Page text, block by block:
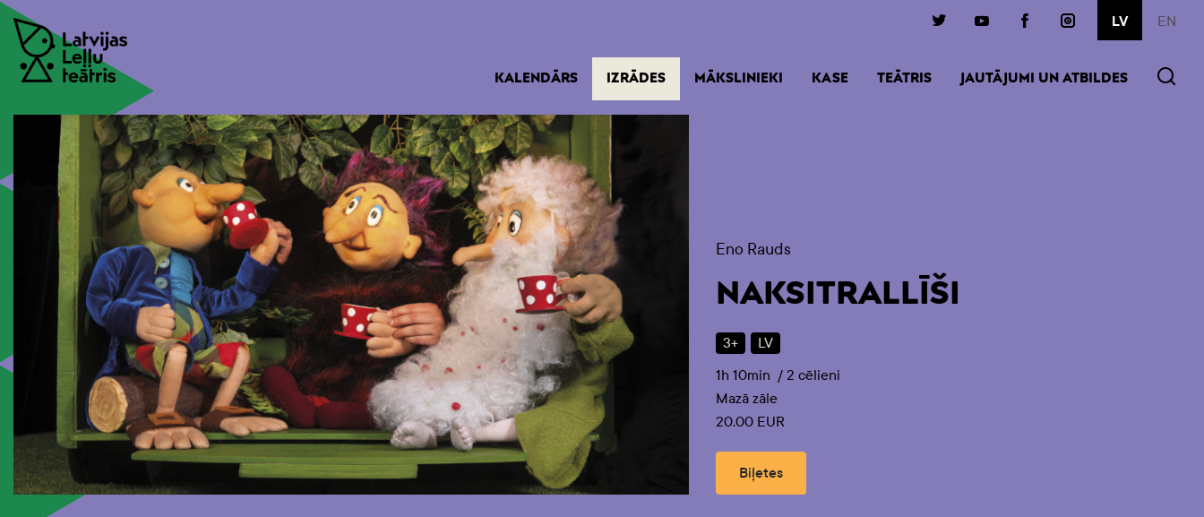
LV EN
KALENDĀRS IZRĀDES(AKTĪVA)MĀKSLINIEKI KASE TEĀTRIS JAUTĀJUMI UN ATBILDES
Eno Rauds
NAKSITRALLĪŠI
3+
LV
1h 10min / 2 cēlieni
Mazā zāle
20.00 EUR
Biļetes